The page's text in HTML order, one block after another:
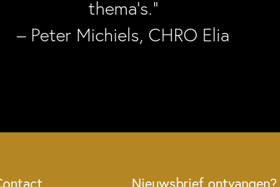
thema’s.”
– Peter Michiels, CHRO Elia
Nieuwsbrief ontvangen?